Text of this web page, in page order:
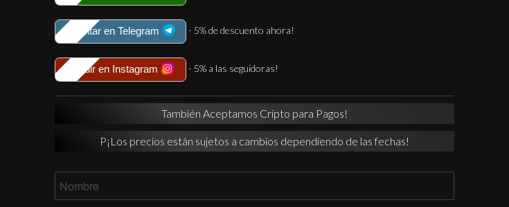
Solicitar en Telegram - 5% de descuento ahora!
Seguir en Instagram - 5% a las seguidoras!
También Aceptamos Cripto para Pagos!
P¡Los precios están sujetos a cambios dependiendo de las fechas!